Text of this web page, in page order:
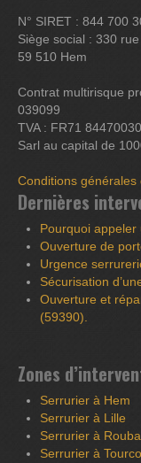
N° SIRET : 844 700
Siège social : 330
59 510 Hem
Contrat multirisque
039099
TVA : FR71
Sarl au capital de
Conditions générales
Dernières
Pourquoi
Ouverture de
Urgence
Sécurisation
Ouverture et
(59390).
Zones
Serrurier à Hem
Serrurier à Lille
Serrurier à
Serrurier à